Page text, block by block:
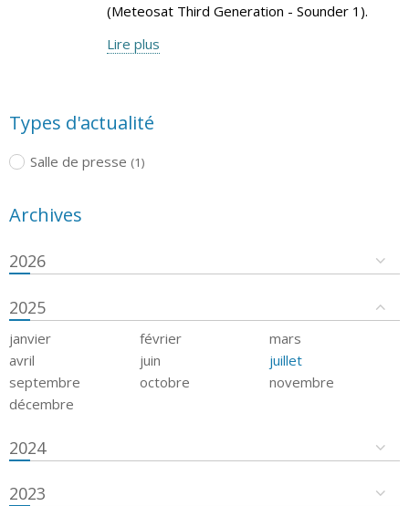
(Meteosat Third Generation - Sounder 1).
Lire plus
Types d'actualité
Salle de presse (1)
Archives
2026
2025
janvier février
mars
avril
juin
juillet
septembre
octobre
novembre
décembre
2024
2023